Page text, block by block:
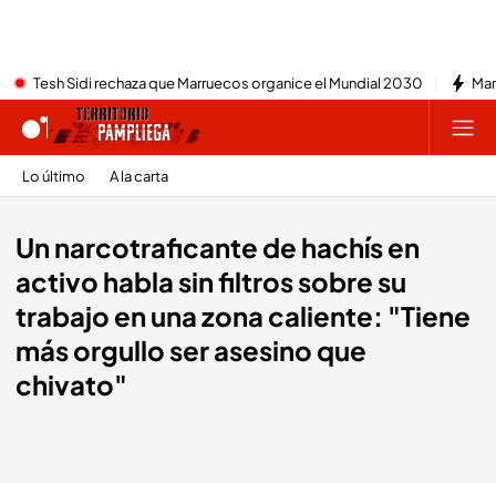
Tesh Sidi rechaza que Marruecos organice el Mundial 2030
Lo último A la carta
Un narcotraficante de hachís en
activo habla sin filtros sobre su
trabajo en una zona caliente: "Tiene
más orgullo ser asesino que
chivato"